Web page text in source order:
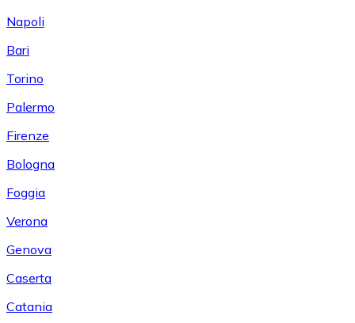
Napoli
Bari
Torino
Palermo
Firenze
Bologna
Foggia
Verona
Genova
Caserta
Catania